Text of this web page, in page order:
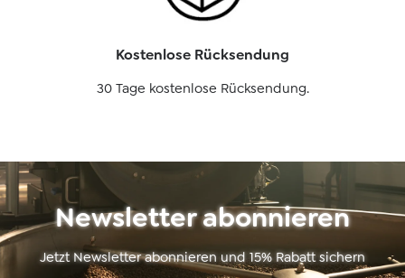
Kostenlose Rücksendung
30 Tage kostenlose Rücksendung.
Newsletter abonnieren
Jetzt Newsletter abonnieren und 15% Rabatt sichern